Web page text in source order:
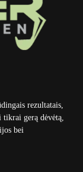
rezultatais,
gerą dėvėtą,
bei